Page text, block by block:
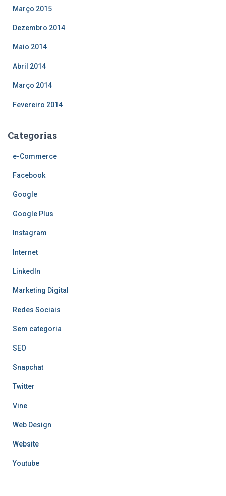
Março 2015
Dezembro 2014
Maio 2014
Abril 2014
Março 2014
Fevereiro 2014
Categorias
e-Commerce
Facebook
Google
Google Plus
Instagram
Internet
LinkedIn
Marketing Digital
Redes Sociais
Sem categoria
SEO
Snapchat
Twitter
Vine
Web Design
Website
Youtube